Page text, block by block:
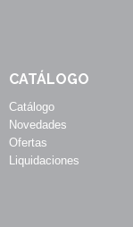
CATÁLOGO
Catálogo
Novedades
Ofertas
Liquidaciones